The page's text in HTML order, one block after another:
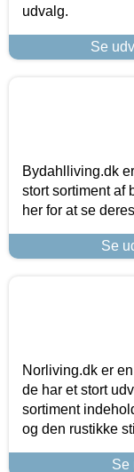
udvalg.
Se
Bydahlliving.dk
stort sortiment af
her for at se
Se
Norliving.dk er
de har et stort
sortiment
og den rustikke
Se